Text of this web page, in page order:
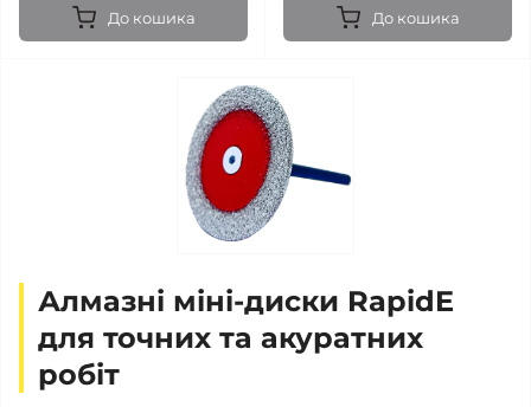
До кошика До кошика
Алмазні міні-диски RapidE
для точних та акуратних
робіт